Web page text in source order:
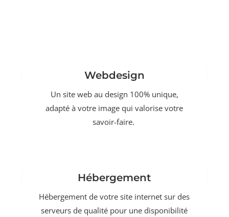
Webdesign
Un site web au design 100% unique,
adapté à votre image qui valorise votre
savoir-faire.
Hébergement
Hébergement de votre site internet sur des
serveurs de qualité pour une disponibilité